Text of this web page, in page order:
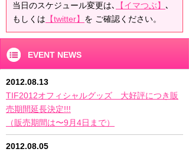
当日のスケジュール変更は､
【イマつぶ】 ､
もしくは 【twitter】 を ご確認ください。
EVENT NEWS
2012.08.13
TIF2012オフィシャルグッズ 大好評につき販
売期間延長決定!!!
（販売期間は〜9月4日まで）
2012.08.05